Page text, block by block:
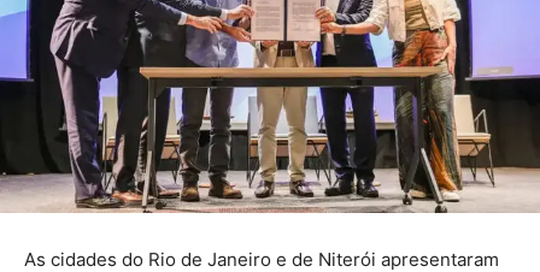
As cidades do Rio de Janeiro e de Niterói apresentaram